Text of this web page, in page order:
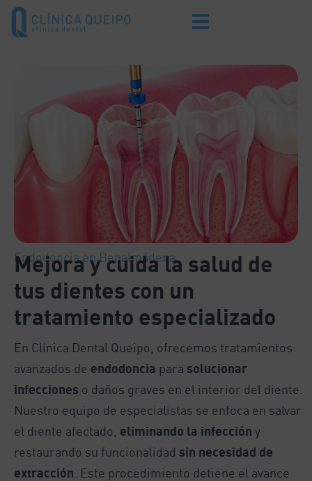
Endodoncia en Benalmádena
Mejora y cuida la salud de
tus dientes con un
tratamiento especializado
En Clínica Dental Queipo, ofrecemos tratamientos
avanzados de endodoncia para solucionar
infecciones o daños graves en el interior del diente.
Nuestro equipo de especialistas se enfoca en salvar
el diente afectado, eliminando la infección y
restaurando su funcionalidad sin necesidad de
extracción . Este procedimiento detiene el avance